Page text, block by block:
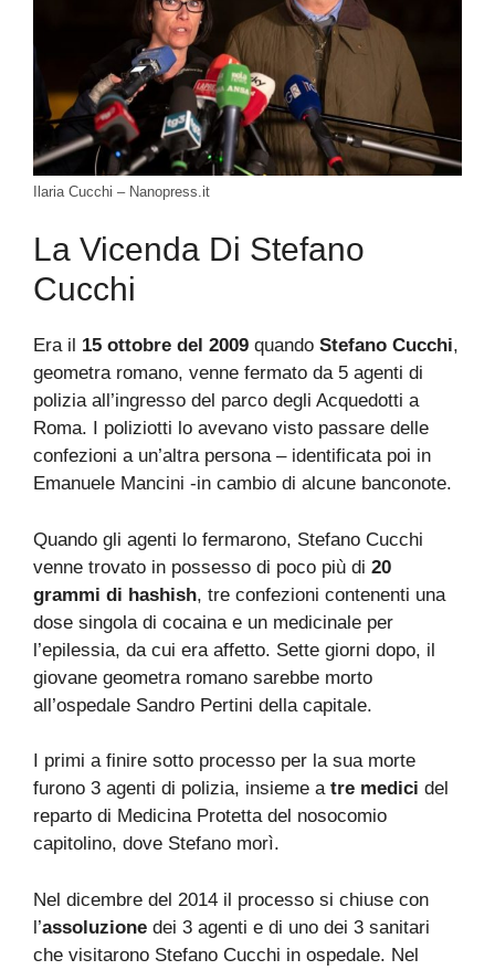
Ilaria Cucchi – Nanopress.it
La Vicenda Di Stefano
Cucchi
Era il 15 ottobre del 2009 quando Stefano Cucchi,
geometra romano, venne fermato da 5 agenti di
polizia all’ingresso del parco degli Acquedotti a
Roma. I poliziotti lo avevano visto passare delle
confezioni a un’altra persona – identificata poi in
Emanuele Mancini -in cambio di alcune banconote.
Quando gli agenti lo fermarono, Stefano Cucchi
venne trovato in possesso di poco più di 20
grammi di hashish, tre confezioni contenenti una
dose singola di cocaina e un medicinale per
l’epilessia, da cui era affetto. Sette giorni dopo, il
giovane geometra romano sarebbe morto
all’ospedale Sandro Pertini della capitale.
I primi a finire sotto processo per la sua morte
furono 3 agenti di polizia, insieme a tre medici del
reparto di Medicina Protetta del nosocomio
capitolino, dove Stefano morì.
Nel dicembre del 2014 il processo si chiuse con
l’assoluzione dei 3 agenti e di uno dei 3 sanitari
che visitarono Stefano Cucchi in ospedale. Nel